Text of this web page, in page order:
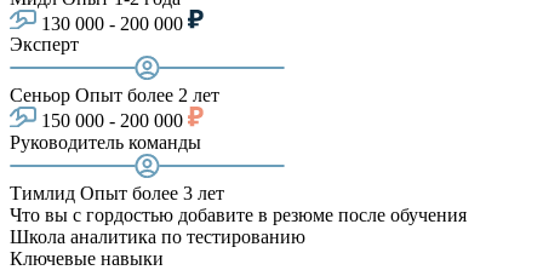
130 000 - 200 000
Эксперт
Сеньор Опыт более 2 лет
150 000 - 200 000
Руководитель команды
Тимлид Опыт более 3 лет
Что вы с гордостью добавите в резюме после обучения
Школа аналитика по тестированию
Ключевые навыки